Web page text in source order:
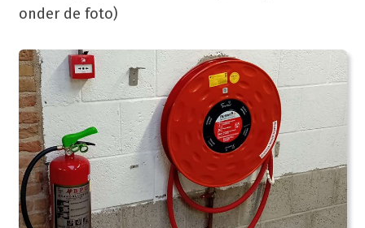
onder de foto)